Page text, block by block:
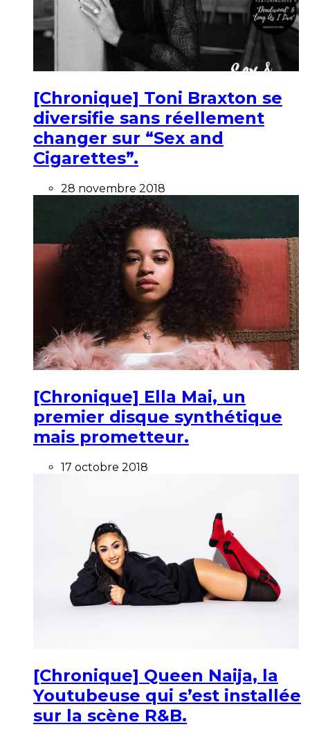
[Chronique] Toni Braxton se
diversifie sans réellement
changer sur “Sex and
Cigarettes”.
28 novembre 2018
[Chronique] Ella Mai, un
premier disque synthétique
mais prometteur.
17 octobre 2018
[Chronique] Queen Naija, la
Youtubeuse qui s’est installée
sur la scène R&B.